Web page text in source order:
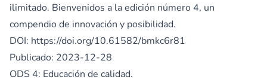
ilimitado. Bienvenidos a la edición número 4, un
compendio de innovación y posibilidad.
DOI: https://doi.org/10.61582/bmkc6r81
Publicado: 2023-12-28
ODS 4: Educación de calidad.